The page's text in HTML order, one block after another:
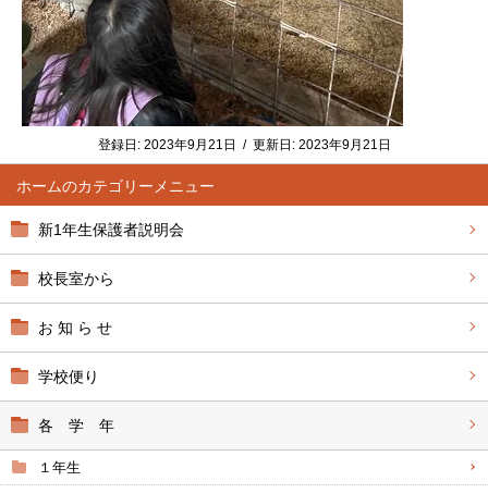
ホーム
新1年生保護者説明会
校長室から
お 知 ら せ
学校便り
各 学 年
１年生
登録日: 2023年9月21日 / 更新日: 2023年9月21日